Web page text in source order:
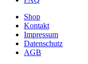
Shop
Kontakt
Impressum
Datenschutz
AGB